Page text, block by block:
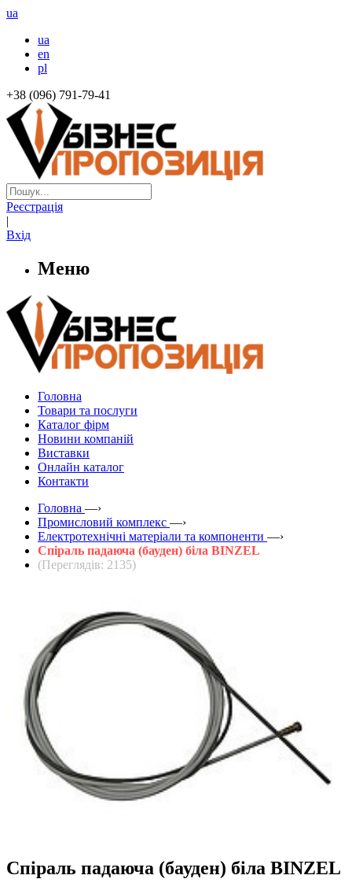
ua
ua
en
pl
+38 (096) 791-79-41
Реєстрація
|
Вхід
Меню
Головна
Товари та послуги
Каталог фірм
Новини компаній
Виставки
Онлайн каталог
Контакти
Головна —›
Промисловий комплекс —›
Електротехнічні матеріали та компоненти —›
Спіраль падаюча (бауден) біла BINZEL
(Переглядів: 2135)
Спіраль падаюча (бауден) біла BINZEL